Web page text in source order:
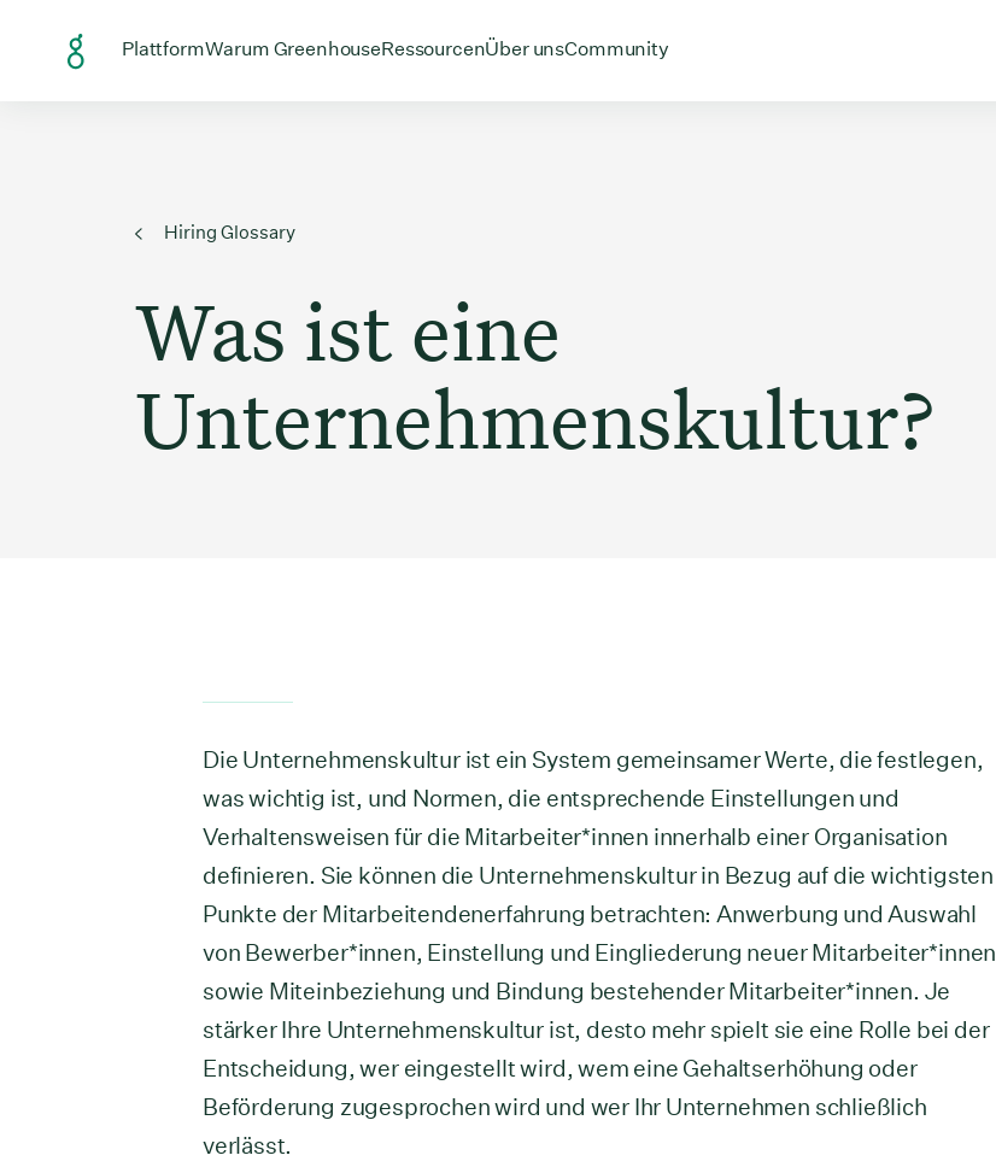
PlattformWarum GreenhouseRessourcenÜber unsCommunity
Hiring Glossary
Was ist eine
Unternehmenskultur?
Die Unternehmenskultur ist ein System gemeinsamer Werte, die festlegen,
was wichtig ist, und Normen, die entsprechende Einstellungen und
Verhaltensweisen für die Mitarbeiter*innen innerhalb einer Organisation
definieren. Sie können die Unternehmenskultur in Bezug auf die wichtigsten
Punkte der Mitarbeitendenerfahrung betrachten: Anwerbung und Auswahl
von Bewerber*innen, Einstellung und Eingliederung neuer Mitarbeiter*innen
sowie Miteinbeziehung und Bindung bestehender Mitarbeiter*innen. Je
stärker Ihre Unternehmenskultur ist, desto mehr spielt sie eine Rolle bei der
Entscheidung, wer eingestellt wird, wem eine Gehaltserhöhung oder
Beförderung zugesprochen wird und wer Ihr Unternehmen schließlich
verlässt.